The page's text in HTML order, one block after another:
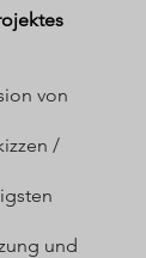
von
/
und